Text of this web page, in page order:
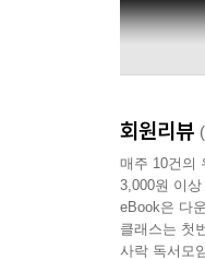
회원리뷰
매주 10건의
3,000원 이
eBook은 다
클래스는 첫
사락 독서모